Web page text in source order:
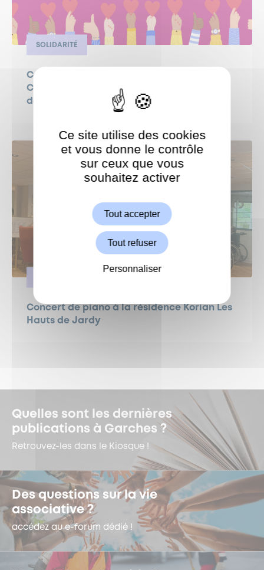
SOLIDARITÉ
Campagne de dons 2026 au profit du
Centre Communal d’Action Sociale (CCAS)
de Garches
Concert de piano à la résidence Korian Les
Hauts de Jardy
Quelles sont les dernières
publications à Garches ?
Retrouvez-les dans le Kiosque !
Des questions sur la vie
associative ?
accédez au e-forum dédié !
ShareThis est désactivé.
Ce site utilise des cookies
et vous donne le contrôle
sur ceux que vous
souhaitez activer
Tout accepter
Tout refuser
Personnaliser